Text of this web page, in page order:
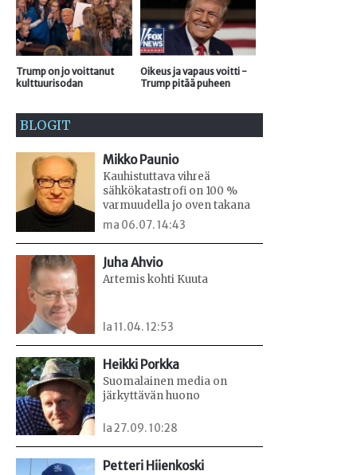
Trump on jo voittanut
kulttuurisodan
Oikeus ja vapaus voitti -
Trump pitää puheen
BLOGIT
Mikko Paunio
Kauhistuttava vihreä
sähkökatastrofi on 100 %
varmuudella jo oven takana
ma 06.07. 14:43
Juha Ahvio
Artemis kohti Kuuta
la 11.04. 12:53
Heikki Porkka
Suomalainen media on
järkyttävän huono
la 27.09. 10:28
Petteri Hiienkoski